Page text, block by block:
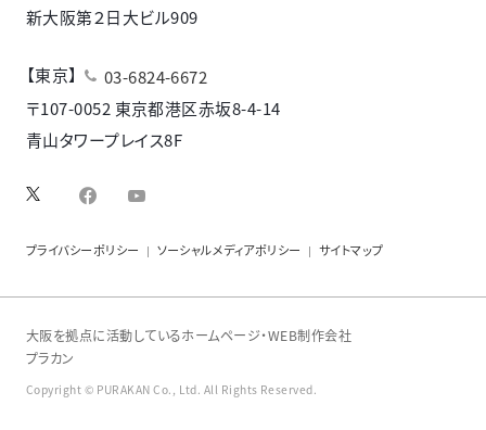
新大阪第２日大ビル909
【東京】
03-6824-6672
〒107-0052 東京都港区赤坂8-4-14
青山タワープレイス8F
プライバシーポリシー ソーシャルメディアポリシー サイトマップ
大阪を拠点に活動しているホームページ・WEB制作会社
プラカン
Copyright © PURAKAN Co., Ltd. All Rights Reserved.